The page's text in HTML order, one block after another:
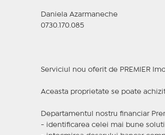
Daniela Azarmaneche
0730.170.085
Serviciul nou oferit de PREMIER
Aceasta proprietate se poate
Departamentul nostru financiar
- identificarea celei mai bune